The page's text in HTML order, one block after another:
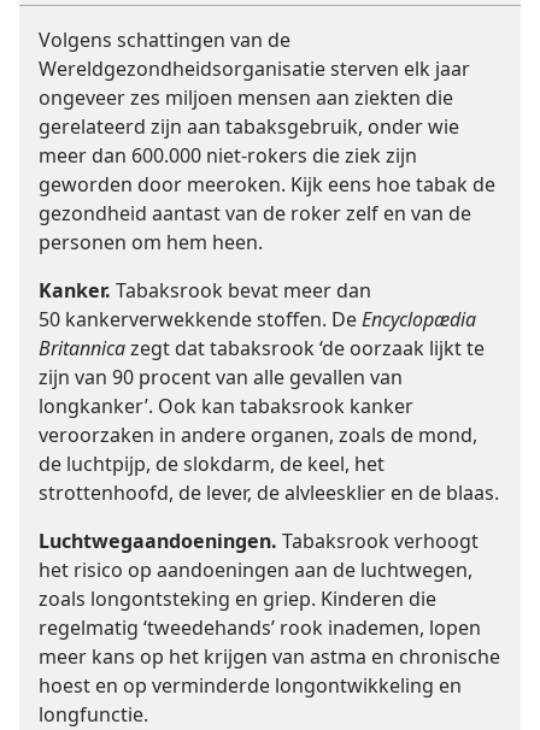
Volgens schattingen van de
Wereldgezondheidsorganisatie sterven elk jaar
ongeveer zes miljoen mensen aan ziekten die
gerelateerd zijn aan tabaksgebruik, onder wie
meer dan 600.000 niet-rokers die ziek zijn
geworden door meeroken. Kijk eens hoe tabak de
gezondheid aantast van de roker zelf en van de
personen om hem heen.
Kanker. Tabaksrook bevat meer dan
50 kankerverwekkende stoffen. DeEncyclopædia
Britannicazegt dat tabaksrook ‘de oorzaak lijkt te
zijn van 90 procent van alle gevallen van
longkanker’. Ook kan tabaksrook kanker
veroorzaken in andere organen, zoals de mond,
de luchtpijp, de slokdarm, de keel, het
strottenhoofd, de lever, de alvleesklier en de blaas.
Luchtwegaandoeningen. Tabaksrook verhoogt
het risico op aandoeningen aan de luchtwegen,
zoals longontsteking en griep. Kinderen die
regelmatig ‘tweedehands’ rook inademen, lopen
meer kans op het krijgen van astma en chronische
hoest en op verminderde longontwikkeling en
longfunctie.